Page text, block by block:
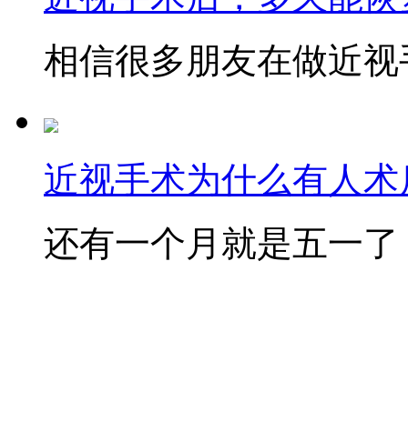
相信很多朋友在做近
近视手术为什么有人
还有一个月就是五一